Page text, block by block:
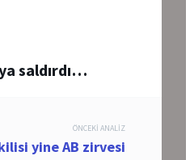
saldırdı…
ÖNCEKI ANALIZ
yine AB zirvesi